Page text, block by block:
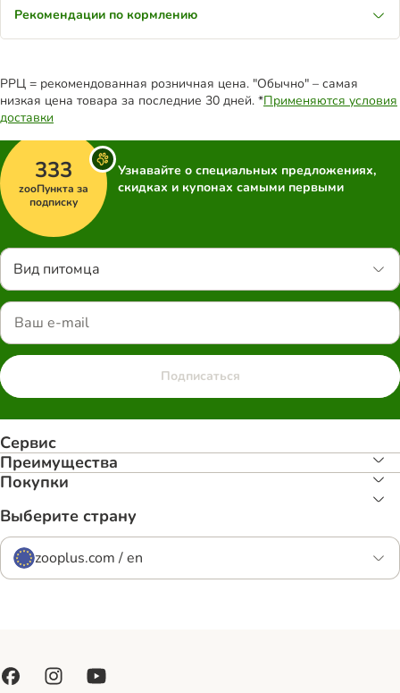
Рекомендации по кормлению
РРЦ = рекомендованная розничная цена. "Обычно" – самая
низкая цена товара за последние 30 дней. *Применяются условия
доставки
333
zooПункта за
подписку
Узнавайте о специальных предложениях,
скидках и купонах самыми первыми
Вид питомца
Подписаться
Сервис
Преимуществa
Покупки
Выберите страну
zooplus.com / en